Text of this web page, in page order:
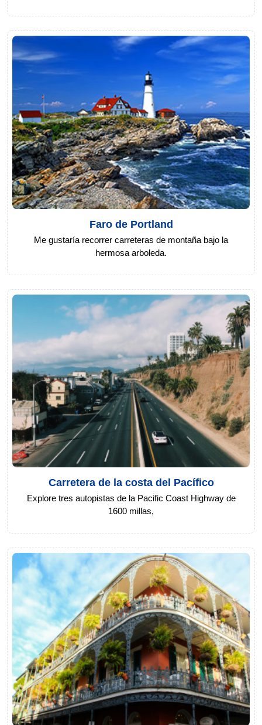
Faro de Portland
Me gustaría recorrer carreteras de montaña bajo la
hermosa arboleda.
Carretera de la costa del Pacífico
Explore tres autopistas de la Pacific Coast Highway de
1600 millas,